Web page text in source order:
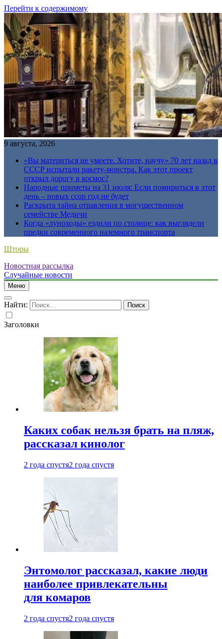
Перейти к содержимому
9 августа, 2026
«Вы материться не умеете. Хотите, научу» 70 лет назад в
СССР испытали ракету-монстра. Как этот проект
открыл дорогу в космос?
Народные приметы на 31 июля: Если помириться в этот
день – новых ссор год не будет
Раскрыта тайна отравления в могущественном
семействе Медичи
Когда «луноходы» ездили по столице: как выглядели
предки современного наземного транспорта
Шторы
Новостная рассылка
Случайные новости
Меню
Найти:
Заголовки
Каких собак нельзя брать на пляж,
рассказал кинолог
2 года спустя2 года спустя
Энтомолог рассказал, какие люди
наиболее привлекательны
для комаров
2 года спустя2 года спустя